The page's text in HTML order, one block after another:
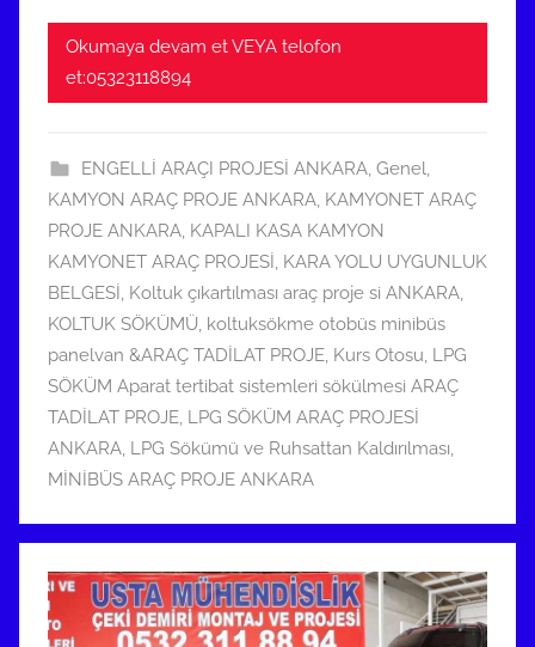
2
a
r
i
h
i
n
d
e
g
ö
n
e
r
i
l
Okumaya devam et VEYA telofon
et:05323118894
ENGELLİ ARAÇI PROJESİ ANKARA, Genel
KAMYON ARAÇ PROJE ANKARA KAMYONET ARAÇ
PROJE ANKARA KAPALI KASA KAMYON
KAMYONET ARAÇ PROJESİ KARA YOLU UYGUNLUK
BELGESİ Koltuk çıkartılması araç proje si ANKARA
KOLTUK SÖKÜMÜ koltuksökme otobüs minibüs
panelvan &ARAÇ TADİLAT PROJE Kurs Otosu LPG
SÖKÜM Aparat tertibat sistemleri sökülmesi ARAÇ
TADİLAT PROJE LPG SÖKÜM ARAÇ PROJESİ
ANKARA LPG Sökümü ve Ruhsattan Kaldırılması
MİNİBÜS ARAÇ PROJE ANKARA